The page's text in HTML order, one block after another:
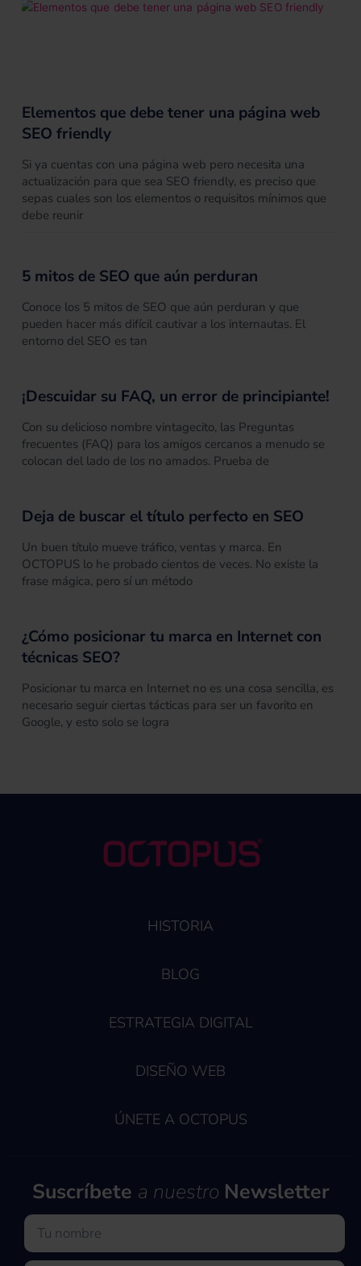
Elementos que debe tener una página web
SEO friendly
Si ya cuentas con una página web pero necesita una
actualización para que sea SEO friendly, es preciso que
sepas cuales son los elementos o requisitos mínimos que
debe reunir
5 mitos de SEO que aún perduran
Conoce los 5 mitos de SEO que aún perduran y que
pueden hacer más difícil cautivar a los internautas. El
entorno del SEO es tan
¡Descuidar su FAQ, un error de principiante!
Con su delicioso nombre vintagecito, las Preguntas
frecuentes (FAQ) para los amigos cercanos a menudo se
colocan del lado de los no amados. Prueba de
Deja de buscar el título perfecto en SEO
Un buen título mueve tráfico, ventas y marca. En
OCTOPUS lo he probado cientos de veces. No existe la
frase mágica, pero sí un método
¿Cómo posicionar tu marca en Internet con
técnicas SEO?
Posicionar tu marca en Internet no es una cosa sencilla, es
necesario seguir ciertas tácticas para ser un favorito en
Google, y esto solo se logra
HISTORIA
BLOG
ESTRATEGIA DIGITAL
DISEÑO WEB
ÚNETE A OCTOPUS
Suscríbete a nuestro Newsletter
Nombre